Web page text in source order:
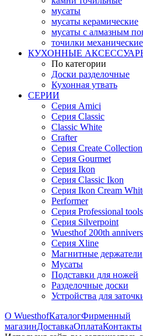
мусаты
мусаты керамические
мусаты с алмазным
точилки механические
КУХОННЫЕ
По категории
Доски разделочные
Кухонная утвать
СЕРИИ
Серия Amici
Серия Classic
Classic White
Crafter
Серия Create Collection
Серия Gourmet
Серия Ikon
Серия Classic Ikon
Серия Ikon Cream
Performer
Серия Professional tools
Серия Silverpoint
Wuesthof 200th
Серия Xline
Магнитные держатели
Мусаты
Подставки для ножей
Разделочные доски
Устройства для
О WuesthofКаталогФирменный
магазинДоставкаОплатаКонтакты